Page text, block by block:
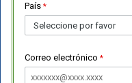
País
Correo electrónico